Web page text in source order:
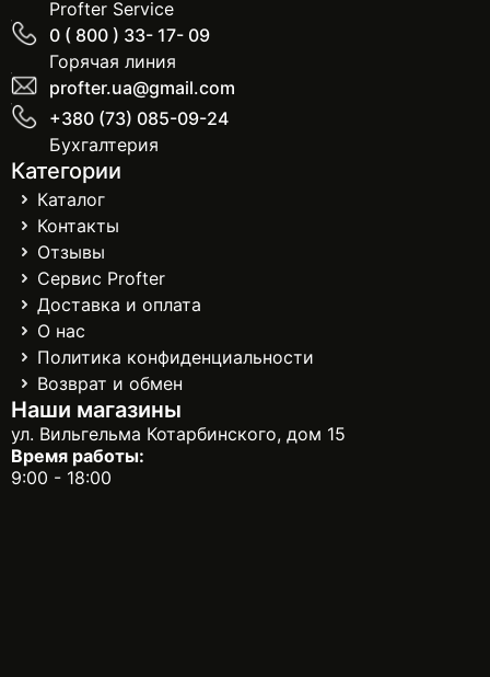
Profter Service
0 ( 800 ) 33- 17- 09
Горячая линия
profter.ua@gmail.com
+380 (73) 085-09-24
Бухгалтерия
Категории
Каталог
Контакты
Отзывы
Сервис Profter
Доставка и оплата
О нас
Политика конфиденциальности
Возврат и обмен
Наши магазины
ул. Вильгельма Котарбинского, дом 15
Время работы:
9:00 - 18:00